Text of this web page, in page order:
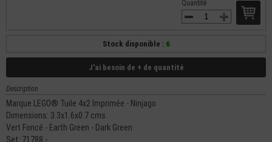
Quantité
Stock disponible : 6
J'ai besoin de + de quantité
Description
Marque LEGO® Tuile 4x2 Imprimée - Ninjago
Dimensions: 3.3x1.6x0.7 cms
Vert Foncé - Earth Green - Dark Green
Set: 71788 -